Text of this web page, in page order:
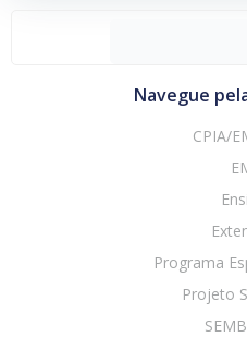
Navegue
CPIA/
Programa
Projeto